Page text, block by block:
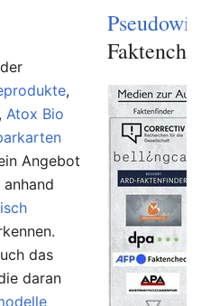
,
,Atox Bio
Angebot
das
daran